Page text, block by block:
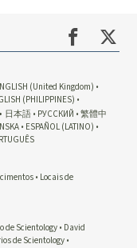
(United Kingdom)
(PHILIPPINES)
日本語 РУССКИЙ
繁體中
ESPAÑOL (LATINO)
Locais de
de Scientology David
de Scientology